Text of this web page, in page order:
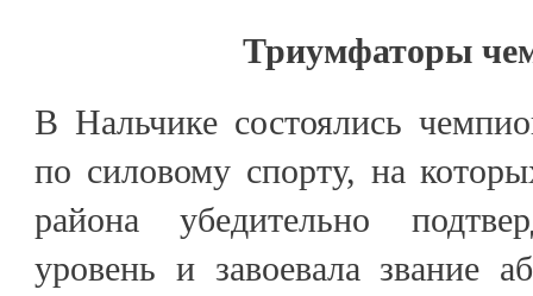
Триумфаторы
В Нальчике состоялись
по силовому спорту, на
района убедительно
уровень и завоевала звание